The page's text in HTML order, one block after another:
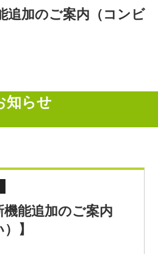
ご購入・
お申し込み
（コンビニ払い）】
知らせ
機能追加のご案内
】
追加のご案内（コンビ